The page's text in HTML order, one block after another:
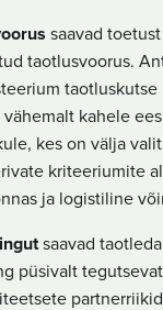
saavad
taotlusvoorus.
taotluskutse
vähemalt kahele
kes on välja
kriteeriumite
ja logistiline
saavad
püsivalt